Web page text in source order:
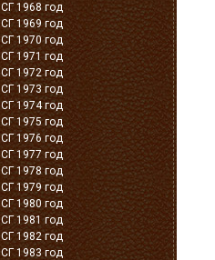
СГ 1968 год
СГ 1969 год
СГ 1970 год
СГ 1971 год
СГ 1972 год
СГ 1973 год
СГ 1974 год
СГ 1975 год
СГ 1976 год
СГ 1977 год
СГ 1978 год
СГ 1979 год
СГ 1980 год
СГ 1981 год
СГ 1982 год
СГ 1983 год